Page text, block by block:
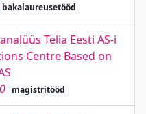
bakalaureusetööd
Telia Eesti AS-i
Centre Based on
magistritööd